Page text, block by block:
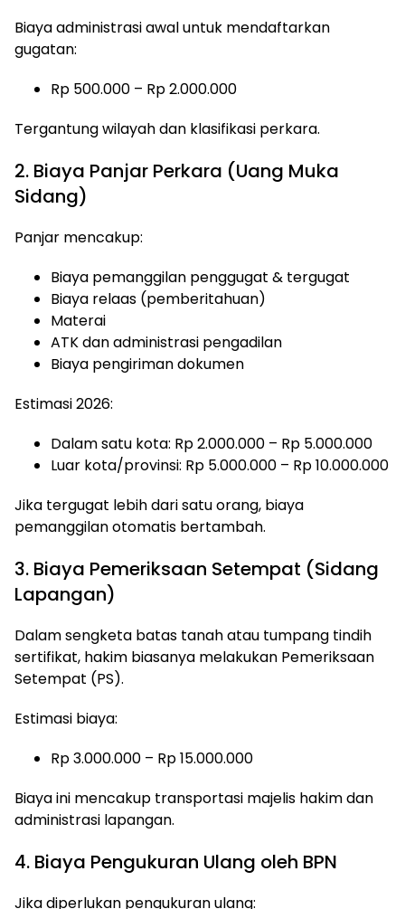
Biaya administrasi awal untuk mendaftarkan
gugatan:
Rp 500.000 – Rp 2.000.000
Tergantung wilayah dan klasifikasi perkara.
2. Biaya Panjar Perkara (Uang Muka
Sidang)
Panjar mencakup:
Biaya pemanggilan penggugat & tergugat
Biaya relaas (pemberitahuan)
Materai
ATK dan administrasi pengadilan
Biaya pengiriman dokumen
Estimasi 2026:
Dalam satu kota: Rp 2.000.000 – Rp 5.000.000
Luar kota/provinsi: Rp 5.000.000 – Rp 10.000.000
Jika tergugat lebih dari satu orang, biaya
pemanggilan otomatis bertambah.
3. Biaya Pemeriksaan Setempat (Sidang
Lapangan)
Dalam sengketa batas tanah atau tumpang tindih
sertifikat, hakim biasanya melakukan Pemeriksaan
Setempat (PS).
Estimasi biaya:
Rp 3.000.000 – Rp 15.000.000
Biaya ini mencakup transportasi majelis hakim dan
administrasi lapangan.
4. Biaya Pengukuran Ulang oleh BPN
Jika diperlukan pengukuran ulang: